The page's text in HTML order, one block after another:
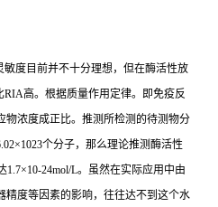
敏度目前并不十分理想，但在酶活性放
RIA高。根据质量作用定律。即免疫反
物浓度成正比。推测所检测的待测物分
个分子，那么理论推测酶活性
1.7×10-24mol/L。虽然在实际应用中由
精度等因素的影响，往往达不到这个水